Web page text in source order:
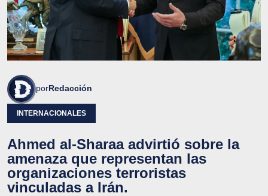
porRedacción
INTERNACIONALES
Ahmed al-Sharaa advirtió sobre la
amenaza que representan las
organizaciones terroristas
vinculadas a Irán.